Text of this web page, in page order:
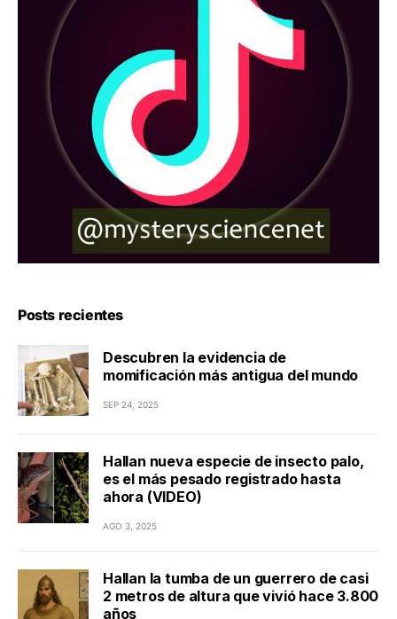
Posts recientes
Descubren la evidencia de
momificación más antigua del mundo
SEP 24, 2025
Hallan nueva especie de insecto palo,
es el más pesado registrado hasta
ahora (VIDEO)
AGO 3, 2025
Hallan la tumba de un guerrero de casi
2 metros de altura que vivió hace 3.800
años